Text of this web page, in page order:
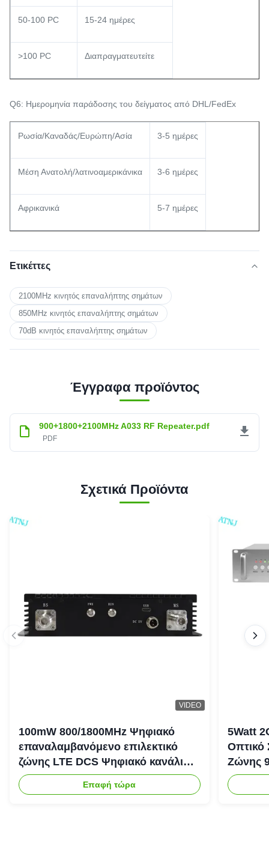
50-100 PC 15-24 ημέρες
>100 PC Διαπραγματευτείτε
Q6: Ημερομηνία παράδοσης του δείγματος από DHL/FedEx
Ρωσία/Καναδάς/Ευρώπη/Ασία 3-5 ημέρες
Μέση Ανατολή/λατινοαμερικάνικα 3-6 ημέρες
Αφρικανικά 5-7 ημέρες
Ετικέττες
2100MHz κινητός επαναλήπτης σημάτων
850MHz κινητός επαναλήπτης σημάτων
70dB κινητός επαναλήπτης σημάτων
Έγγραφα προϊόντος
900+1800+2100MHz A033 RF Repeater.pdf
PDF
Σχετικά Προϊόντα
VIDEO
100mW 800/1800MHz Ψηφιακό
επαναλαμβανόμενο επιλεκτικό
ζώνης LTE DCS Ψηφιακό κανάλι
Επιλεκτικό επαναλαμβανόμενο
Bda Pico
Επαφή τώρα
5Watt
Οπτικό
Ζώνης